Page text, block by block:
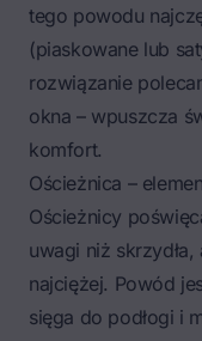
tego powodu
(piaskowane lub
rozwiązanie
okna – wpuszcza
komfort.
Ościeżnica –
Ościeżnicy
uwagi niż
najciężej. Powód
sięga do podłogi i